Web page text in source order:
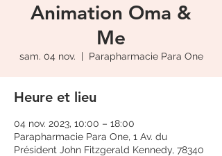
Animation Oma &
Me
sam. 04 nov.
  |
Parapharmacie Para One
Heure et lieu
04 nov. 2023, 10:00 – 18:00
Parapharmacie Para One, 1 Av. du
Président John Fitzgerald Kennedy, 78340